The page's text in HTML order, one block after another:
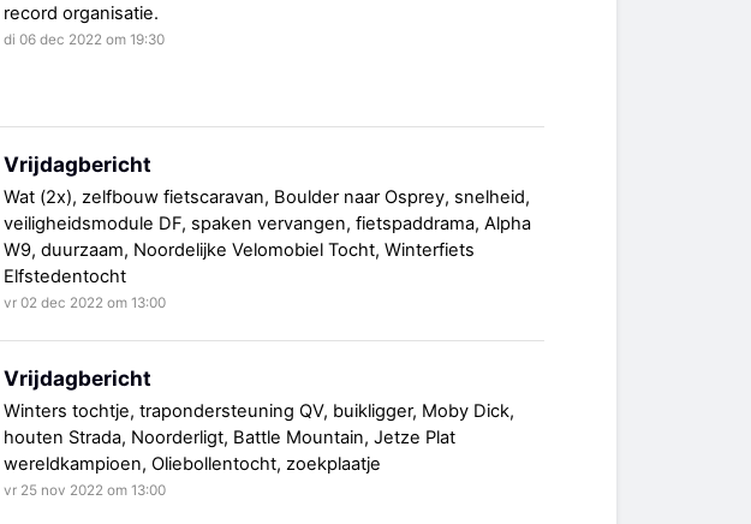
record organisatie.
di 06 dec 2022 om 19:30
Vrijdagbericht
Wat (2x), zelfbouw fietscaravan, Boulder naar Osprey, snelheid,
veiligheidsmodule DF, spaken vervangen, fietspaddrama, Alpha
W9, duurzaam, Noordelijke Velomobiel Tocht, Winterfiets
Elfstedentocht
vr 02 dec 2022 om 13:00
Vrijdagbericht
Winters tochtje, trapondersteuning QV, buikligger, Moby Dick,
houten Strada, Noorderligt, Battle Mountain, Jetze Plat
wereldkampioen, Oliebollentocht, zoekplaatje
vr 25 nov 2022 om 13:00